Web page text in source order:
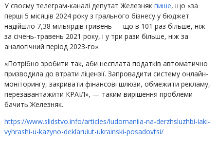
У своєму телеграм-каналі депутат Железняк пише, що «за
перші 5 місяців 2024 року з грального бізнесу у бюджет
надійшло 7,38 мільярдів гривень — що в 101 раз більше, ніж
за січень-травень 2021 року, і у три рази більше, ніж за
аналогічний період 2023-го».
«Потрібно зробити так, аби несплата податків автоматично
призводила до втрати ліцензії. Запровадити систему онлайн-
моніторингу, закривати фінансові шлюзи, обмежити рекламу,
перезавантажити КРАІЛ», — таким вирішення проблеми
бачить Железняк.
https://www.slidstvo.info/articles/ludomaniia-na-derzhsluzhbi-iaki-
vyhrashi-u-kazyno-deklaruiut-ukrainski-posadovtsi/